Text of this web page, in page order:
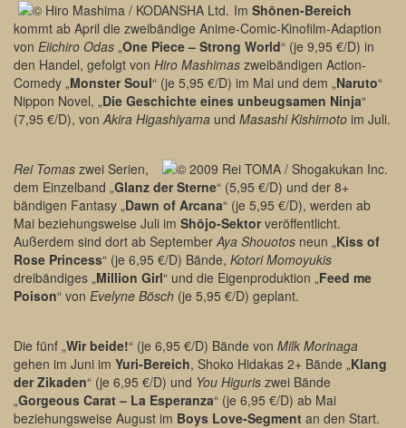
Im Shōnen-Bereich
kommt ab April die zweibändige Anime-Comic-Kinofilm-Adaption
von Eiichiro Odas „One Piece – Strong World“ (je 9,95 €/D) in
den Handel, gefolgt von Hiro Mashimas zweibändigen Action-
Comedy „Monster Soul“ (je 5,95 €/D) im Mai und dem „Naruto“
Nippon Novel, „Die Geschichte eines unbeugsamen Ninja“
(7,95 €/D), vonAkira Higashiyama und Masashi Kishimoto im Juli.
Rei Tomas zwei Serien,
dem Einzelband „Glanz der Sterne“ (5,95 €/D) und der 8+
bändigen Fantasy „Dawn of Arcana“ (je 5,95 €/D), werden ab
Mai beziehungsweise Juli im Shōjo-Sektorveröffentlicht.
Außerdem sind dort ab SeptemberAya Shouotos neun „Kiss of
Rose Princess“ (je 6,95 €/D) Bände, Kotori Momoyukis
dreibändiges „Million Girl“ und die Eigenproduktion „Feed me
Poison“ von Evelyne Bösch (je 5,95 €/D) geplant.
Die fünf „Wir beide!“ (je 6,95 €/D) Bände von Milk Morinaga
gehen im Juni im Yuri-Bereich, Shoko Hidakas 2+ Bände „Klang
der Zikaden“ (je 6,95 €/D) und You Higuris zwei Bände
„Gorgeous Carat – La Esperanza“ (je 6,95 €/D) ab Mai
beziehungsweise August im Boys Love-Segment an den Start.